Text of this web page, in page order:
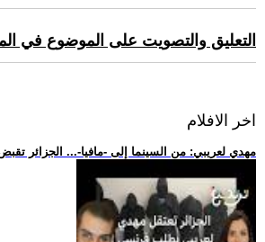
التعليق والتصويت على الموضوع في
اخر الافلام
.. مهدي لعريبي: من السينما إلى -مافيا-... الجزائر